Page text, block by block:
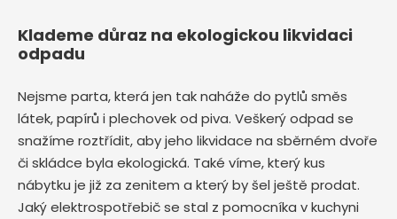
Klademe důraz na ekologickou likvidaci
odpadu
Nejsme parta, která jen tak naháže do pytlů směs
látek, papírů i plechovek od piva. Veškerý odpad se
snažíme roztřídit, aby jeho likvidace na sběrném dvoře
či skládce byla ekologická. Také víme, který kus
nábytku je již za zenitem a který by šel ještě prodat.
Jaký elektrospotřebič se stal z pomocníka v kuchyni